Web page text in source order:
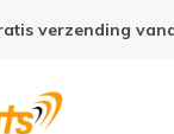
besteld, zelfde